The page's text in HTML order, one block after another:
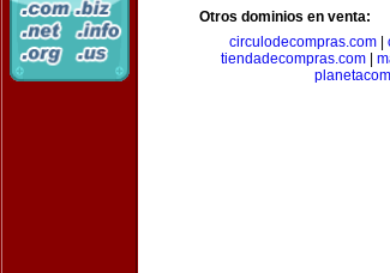
Otros dominios en venta:
circulodecompras.com|
tiendadecompras.com|